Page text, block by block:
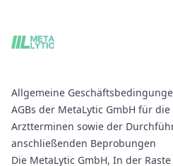
Allgemeine
AGBs der MetaLytic GmbH für
Arztterminen sowie der
anschließenden Beprobungen
Die MetaLytic GmbH, In der